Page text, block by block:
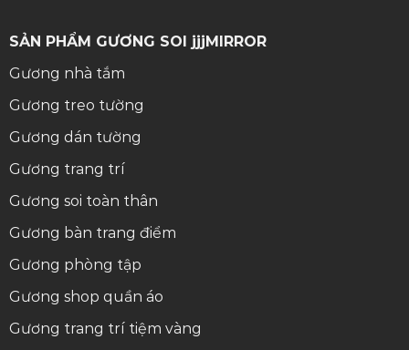
SẢN PHẨM GƯƠNG SOI jjjMIRROR
Gương nhà tắm
Gương treo tường
Gương dán tường
Gương trang trí
Gương soi toàn thân
Gương bàn trang điểm
Gương phòng tập
Gương shop quần áo
Gương trang trí tiệm vàng